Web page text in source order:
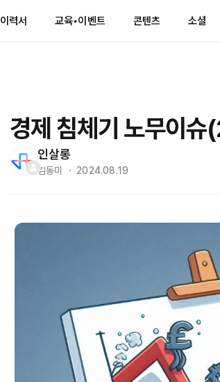
이력서 교육•이벤트 콘텐츠 소셜
경제 침체기 노무이
인살롱
김동미 ・ 2024.08.19